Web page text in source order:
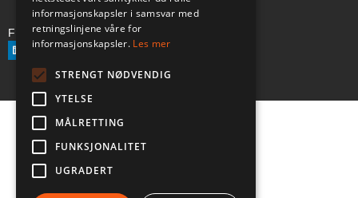
Følg oss på:
informasjonskapsler i samsvar med
retningslinjene våre for
informasjonskapsler. Les mer
STRENGT NØDVENDIG
YTELSE
MÅLRETTING
FUNKSJONALITET
UGRADERT